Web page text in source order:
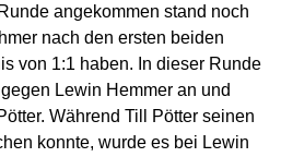
angekommen stand noch
nach den ersten beiden
von 1:1 haben. In dieser Runde
Lewin Hemmer an und
Während Till Pötter seinen
konnte, wurde es bei Lewin